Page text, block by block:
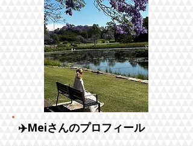
✈️Meiさんのプロフィール